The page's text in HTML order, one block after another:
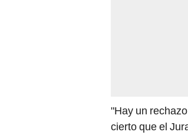
"Hay un
cierto que el